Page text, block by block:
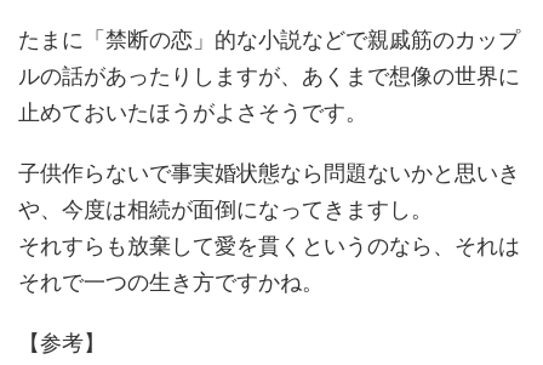
たまに「禁断の恋」的な小説などで親戚筋のカップ
ルの話があったりしますが、あくまで想像の世界に
止めておいたほうがよさそうです。
子供作らないで事実婚状態なら問題ないかと思いき
や、今度は相続が面倒になってきますし。
それすらも放棄して愛を貫くというのなら、それは
それで一つの生き方ですかね。
【参考】